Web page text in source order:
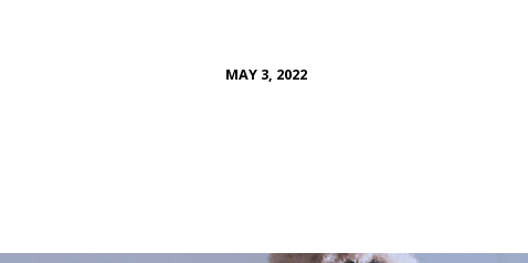
MAY 3, 2022